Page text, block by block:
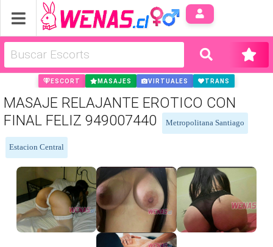
ESCORT MASAJES VIRTUALES TRANS
MASAJE RELAJANTE EROTICO CON
FINAL FELIZ 949007440
Metropolitana Santiago
Estacion Central